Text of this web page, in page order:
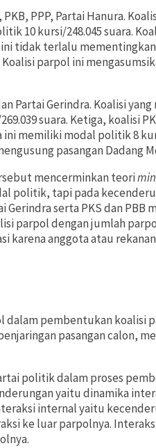
PPP, Partai Hanura.
10 kursi/248.045 suara.
ini tidak terlalu
parpol ini
Partai Gerindra. Koalisi
suara. Ketiga, koalisi
ini memiliki modal politik 8
pasangan Dadang
mencerminkan teori
politik, tapi pada
Gerindra serta PKS dan PBB
parpol dengan jumlah
karena anggota atau
dalam pembentukan koalisi
pasangan calon,
politik dalam proses
yaitu dinamika
internal yaitu
ke luar parpolnya.